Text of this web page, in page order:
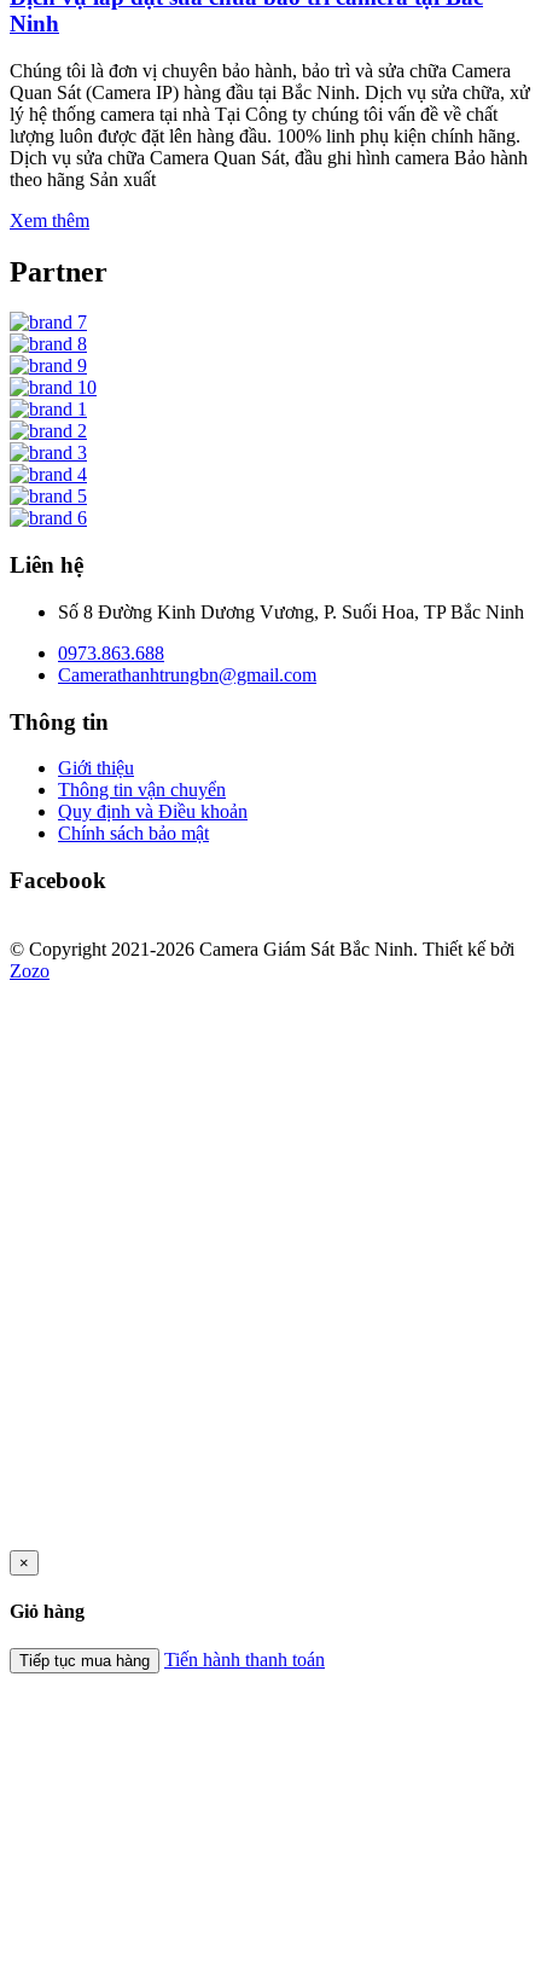
Ninh
Chúng tôi là đơn vị chuyên bảo hành, bảo trì và sửa chữa Camera
Quan Sát (Camera IP) hàng đầu tại Bắc Ninh. Dịch vụ sửa chữa, xử
lý hệ thống camera tại nhà Tại Công ty chúng tôi vấn đề về chất
lượng luôn được đặt lên hàng đầu. 100% linh phụ kiện chính hãng.
Dịch vụ sửa chữa Camera Quan Sát, đầu ghi hình camera Bảo hành
theo hãng Sản xuất
Xem thêm
Partner
Liên hệ
Số 8 Đường Kinh Dương Vương, P. Suối Hoa, TP Bắc Ninh
0973.863.688
Camerathanhtrungbn@gmail.com
Thông tin
Giới thiệu
Thông tin vận chuyển
Quy định và Điều khoản
Chính sách bảo mật
Facebook
© Copyright 2021-2026 Camera Giám Sát Bắc Ninh. Thiết kế bởi
Zozo
×
Giỏ hàng
Tiếp tục mua hàng Tiến hành thanh toán